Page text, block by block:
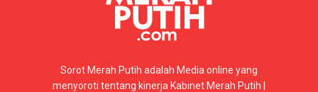
Sorot Merah Putih adalah Media online yang
menyoroti tentang kinerja Kabinet Merah Putih |